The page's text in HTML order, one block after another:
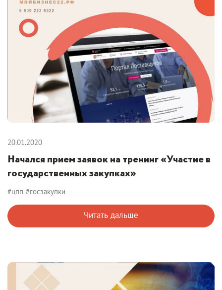
20.01.2020
Начался прием заявок на тренинг «Участие в
государственных закупках»
#цпп #госзакупки
Читать дальше